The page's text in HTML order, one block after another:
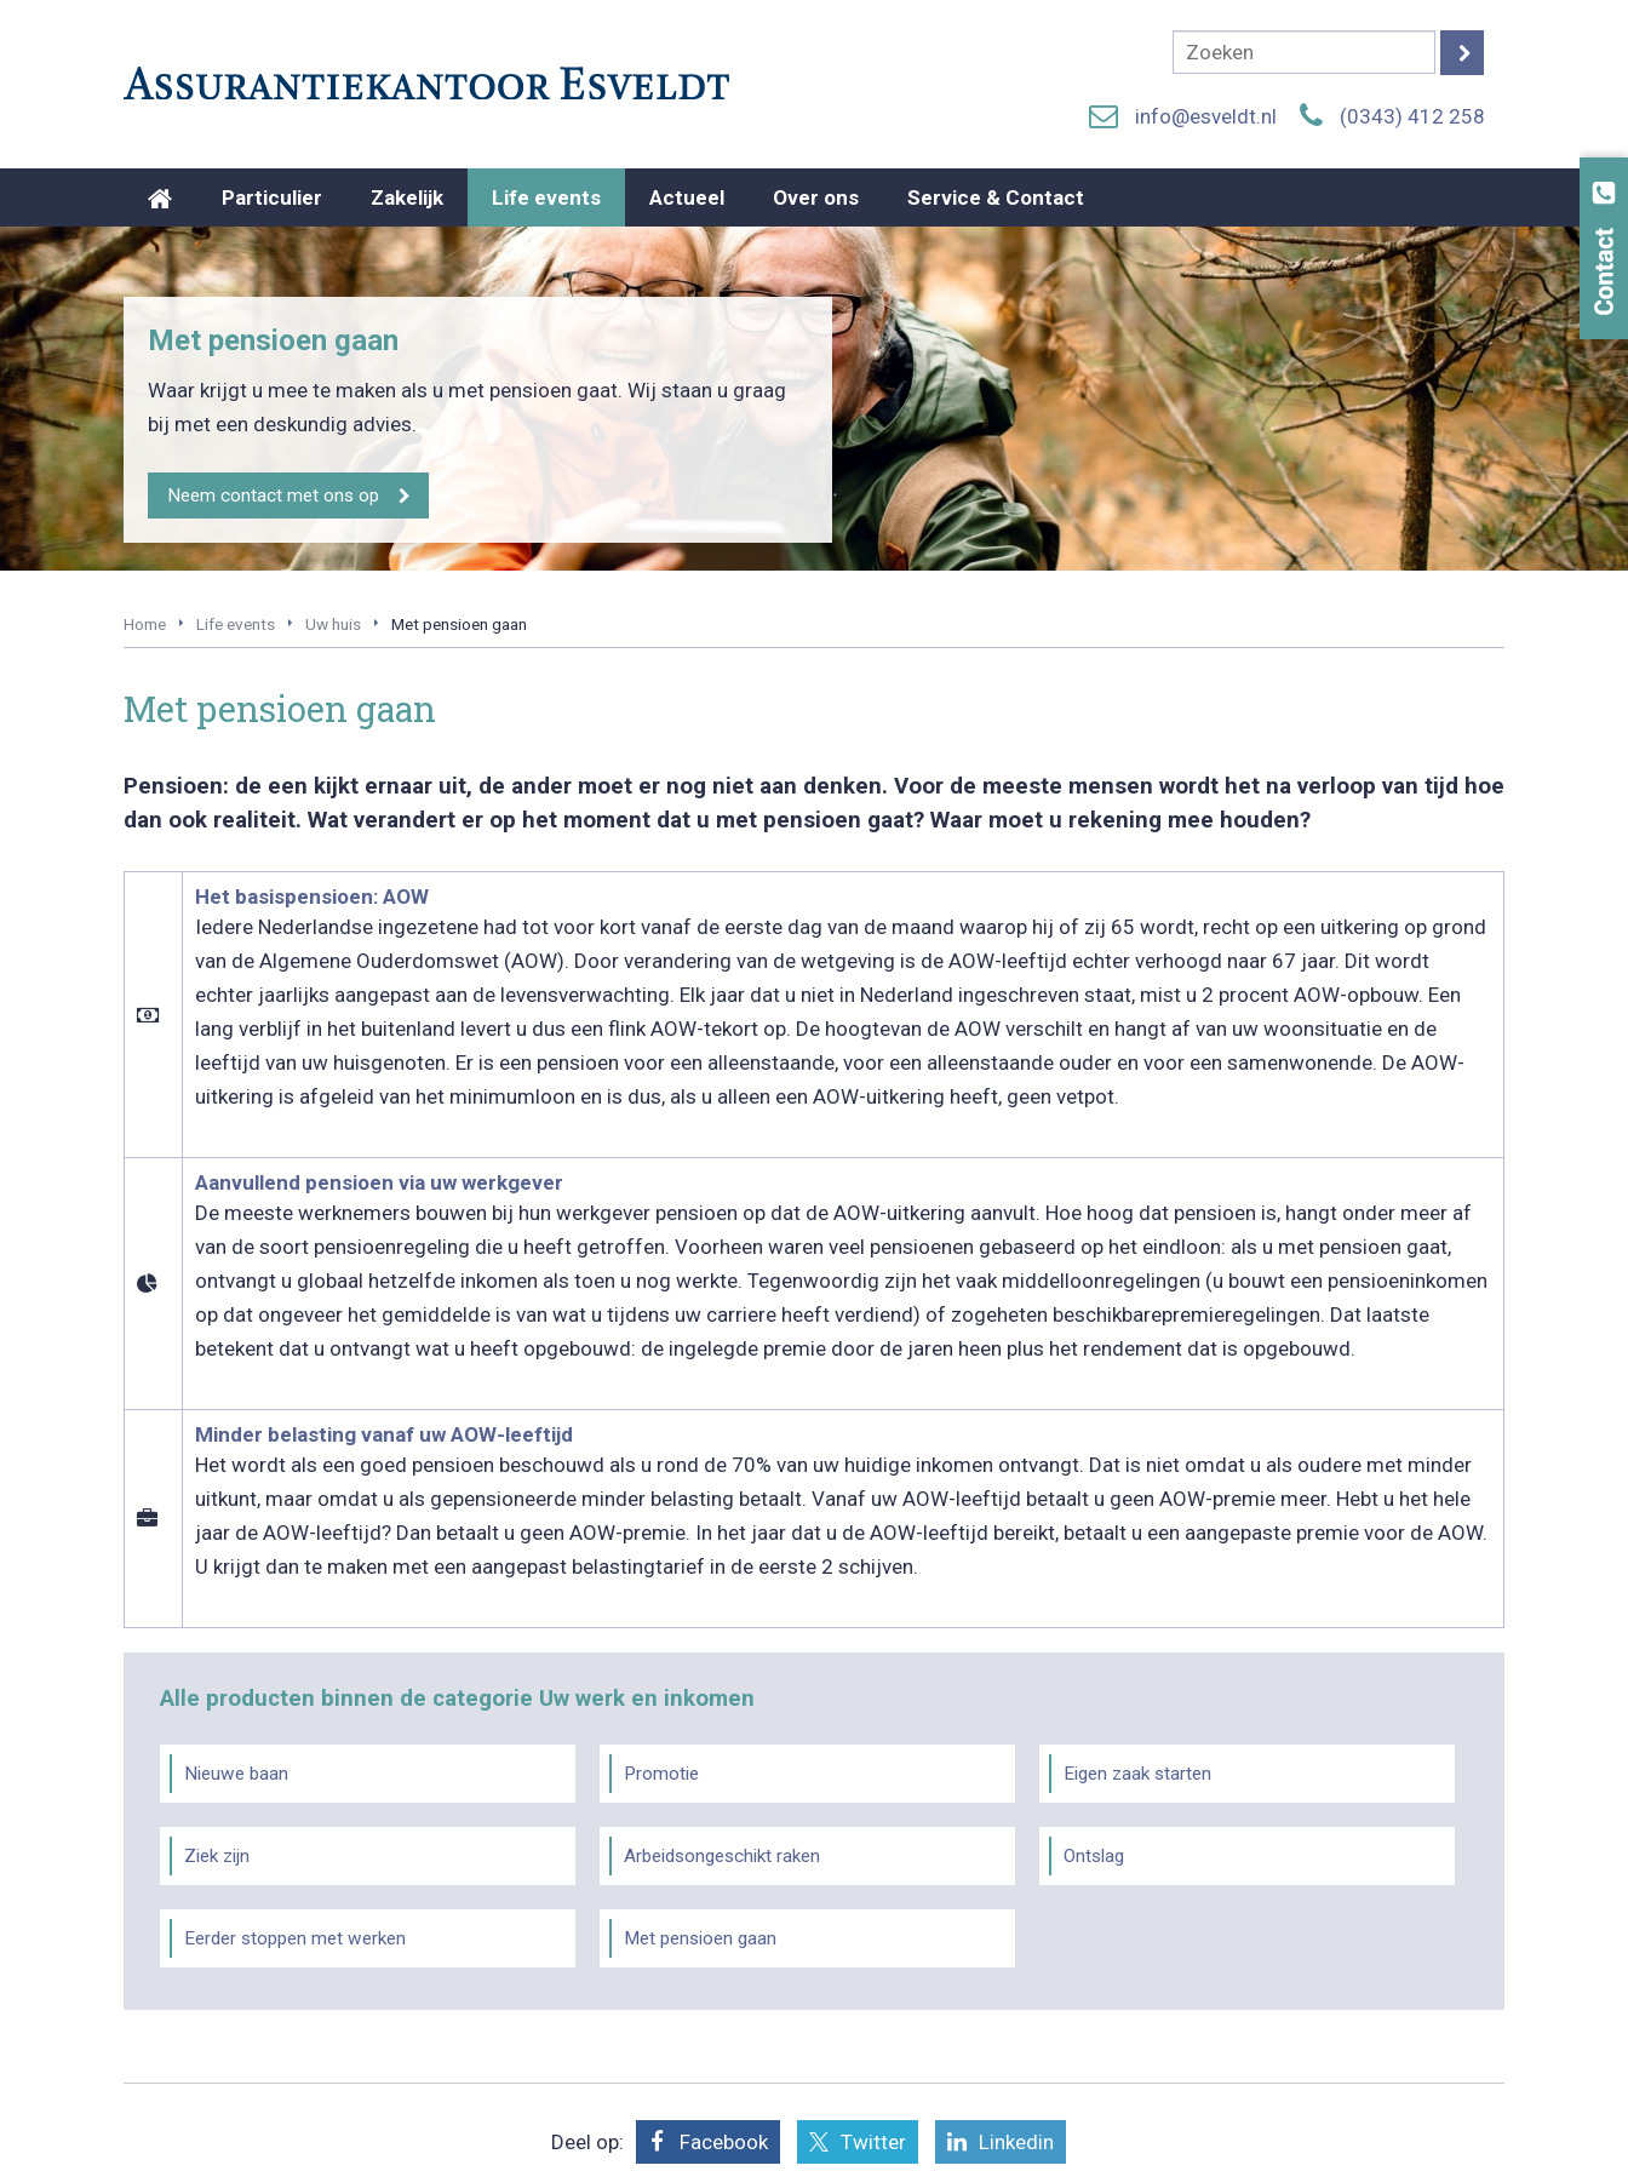
info@esveldt.nl (0343) 412 258
Particulier Zakelijk Life events Actueel Over ons Service & Contact
Met pensioen gaan
Waar krijgt u mee te maken als u met pensioen gaat. Wij staan u graag
bij met een deskundig advies.
Neem contact met ons op
Home Life events Uw huis Met pensioen gaan
Met pensioen gaan
Pensioen: de een kijkt ernaar uit, de ander moet er nog niet aan denken. Voor de meeste mensen wordt het na verloop van tijd hoe
dan ook realiteit. Wat verandert er op het moment dat u met pensioen gaat? Waar moet u rekening mee houden?
Het basispensioen: AOW
Iedere Nederlandse ingezetene had tot voor kort vanaf de eerste dag van de maand waarop hij of zij 65 wordt, recht op een uitkering op grond
van de Algemene Ouderdomswet (AOW). Door verandering van de wetgeving is de AOW-leeftijd echter verhoogd naar 67 jaar. Dit wordt
echter jaarlijks aangepast aan de levensverwachting. Elk jaar dat u niet in Nederland ingeschreven staat, mist u 2 procent AOW-opbouw. Een
lang verblijf in het buitenland levert u dus een flink AOW-tekort op. De hoogtevan de AOW verschilt en hangt af van uw woonsituatie en de
leeftijd van uw huisgenoten. Er is een pensioen voor een alleenstaande, voor een alleenstaande ouder en voor een samenwonende. De AOW-
uitkering is afgeleid van het minimumloon en is dus, als u alleen een AOW-uitkering heeft, geen vetpot.
Aanvullend pensioen via uw werkgever
De meeste werknemers bouwen bij hun werkgever pensioen op dat de AOW-uitkering aanvult. Hoe hoog dat pensioen is, hangt onder meer af
van de soort pensioenregeling die u heeft getroffen. Voorheen waren veel pensioenen gebaseerd op het eindloon: als u met pensioen gaat,
ontvangt u globaal hetzelfde inkomen als toen u nog werkte. Tegenwoordig zijn het vaak middelloonregelingen (u bouwt een pensioeninkomen
op dat ongeveer het gemiddelde is van wat u tijdens uw carriere heeft verdiend) of zogeheten beschikbarepremieregelingen. Dat laatste
betekent dat u ontvangt wat u heeft opgebouwd: de ingelegde premie door de jaren heen plus het rendement dat is opgebouwd.
Minder belasting vanaf uw AOW-leeftijd
Het wordt als een goed pensioen beschouwd als u rond de 70% van uw huidige inkomen ontvangt. Dat is niet omdat u als oudere met minder
uitkunt, maar omdat u als gepensioneerde minder belasting betaalt. Vanaf uw AOW-leeftijd betaalt u geen AOW-premie meer. Hebt u het hele
jaar de AOW-leeftijd? Dan betaalt u geen AOW-premie. In het jaar dat u de AOW-leeftijd bereikt, betaalt u een aangepaste premie voor de AOW.
U krijgt dan te maken met een aangepast belastingtarief in de eerste 2 schijven.
Alle producten binnen de categorie Uw werk en inkomen
Nieuwe baan Promotie Eigen zaak starten
Ziek zijn Arbeidsongeschikt raken Ontslag
Eerder stoppen met werken Met pensioen gaan
Deel op: Facebook Twitter Linkedin